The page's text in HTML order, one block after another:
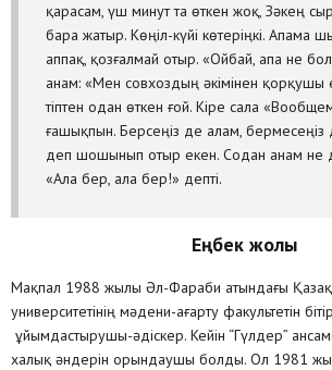
қарасам, үш минут та өткен жоқ, Зәкең
бара жатыр. Көңіл-күйі көтеріңкі. Апама
аппақ, қозғалмай отыр. «Ойбай, апа не
анам: «Мен совхоздың әкімінен қорқушы
тіптен одан өткен ғой. Кіре сала
ғашықпын. Берсеңіз де алам,
деп шошынып отыр екен. Содан анам не
«Ала бер, ала бер!» депті.
Еңбек жолы
Мақпал 1988 жылы Әл-Фараби атындағы Қазақ
университетінің мәдени-ағарту факультетін
ұйымдастырушы-әдіскер. Кейін “Гүлдер”
халық әндерін орындаушы болды. Ол 1981